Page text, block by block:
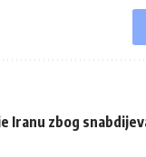
Iranu zbog